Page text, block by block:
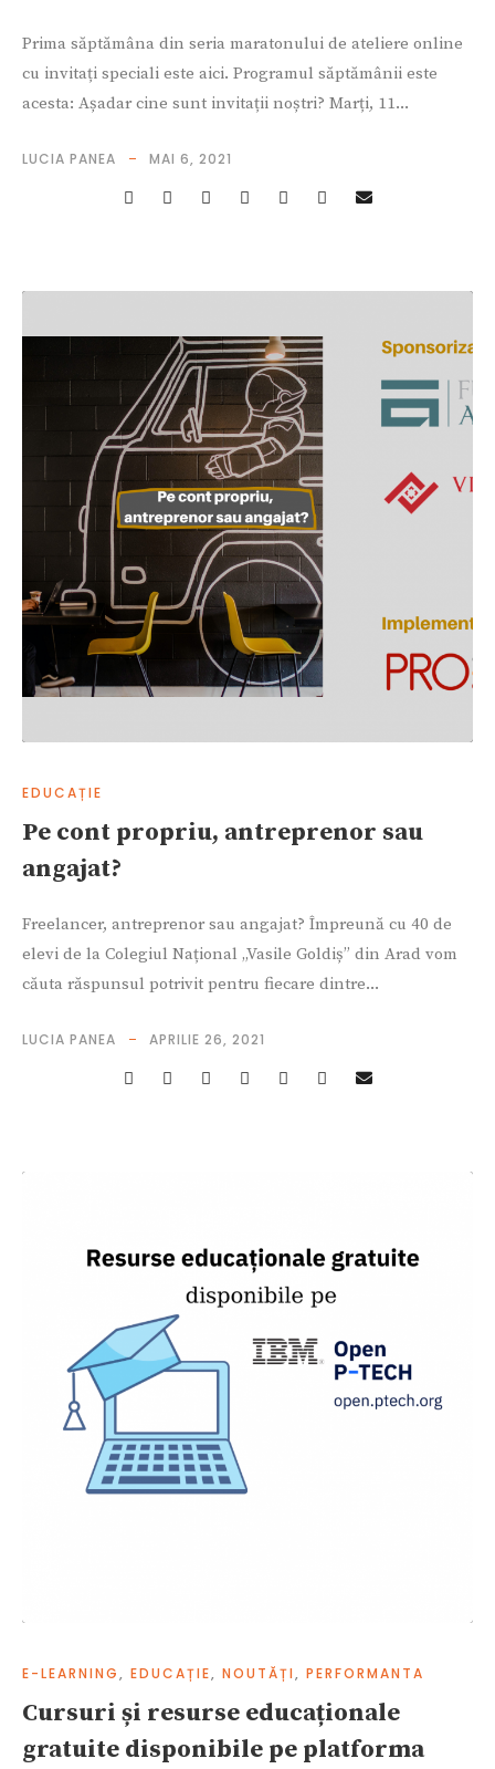
Prima săptămâna din seria maratonului de ateliere online
cu invitați speciali este aici. Programul săptămânii este
acesta: Așadar cine sunt invitații noștri? Marți, 11...
LUCIA PANEA MAI 6, 2021
EDUCAȚIE
Pe cont propriu, antreprenor sau
angajat?
Freelancer, antreprenor sau angajat? Împreună cu 40 de
elevi de la Colegiul Național „Vasile Goldiș” din Arad vom
căuta răspunsul potrivit pentru fiecare dintre...
LUCIA PANEA APRILIE 26, 2021
E-LEARNING, EDUCAȚIE, NOUTĂȚI, PERFORMANTA
Cursuri și resurse educaționale
gratuite disponibile pe platforma